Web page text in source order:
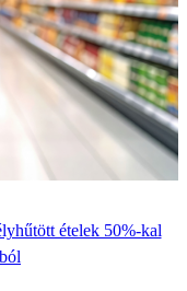
ételek 50%-kal